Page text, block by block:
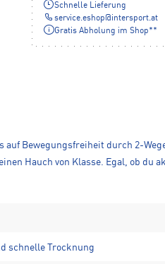
Schnelle Lieferung
service.eshop@intersport.at
Gratis Abholung im Shop**
Bewegungsfreiheit durch 2-
Hauch von Klasse. Egal, ob du
schnelle Trocknung